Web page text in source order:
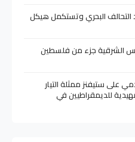
التحالف البحري وتستكمل هيكل
الشرقية جزء من فلسطين
على ستيفنز ممثلة التيار
للديمقراطيين في